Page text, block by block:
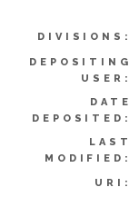
DIVISIONS:
DEPOSITING
USER:
DATE
DEPOSITED:
LAST
MODIFIED:
URI: